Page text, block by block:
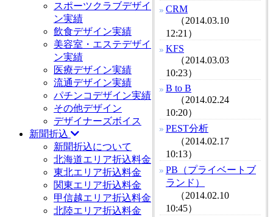
CRM
（2014.03.10
12:21）
KFS
（2014.03.03
10:23）
B to B
（2014.02.24
10:20）
PEST分析
（2014.02.17
10:13）
PB（プライベートブ
ランド）
（2014.02.10
10:45）
スポーツクラブデザイ
ン実績
飲食デザイン実績
美容室・エステデザイ
ン実績
医療デザイン実績
流通デザイン実績
パチンコデザイン実績
その他デザイン
デザイナーズボイス
新聞折込
新聞折込について
北海道エリア折込料金
東北エリア折込料金
関東エリア折込料金
甲信越エリア折込料金
北陸エリア折込料金